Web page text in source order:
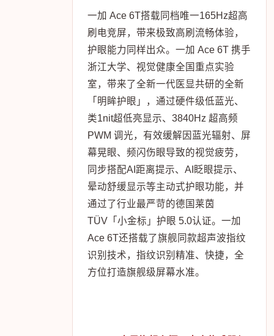
一加 Ace 6T搭载同档唯一165Hz超高
刷电竞屏，带来极致高刷流畅体验，
护眼能力同样出众。一加 Ace 6T 携手
浙江大学、视觉健康全国重点实验
室，带来了全新一代医显共研的全新
「明眸护眼」，通过硬件级低蓝光、
类1nit超低亮显示、3840Hz 超高频
PWM 调光，有效缓解因蓝光辐射、屏
幕晃眼、频闪伤眼导致的视觉疲劳，
同步搭配AI距离提示、AI眨眼提示、
晕动舒缓显示等主动式护眼功能，并
通过了行业最严苛的德国莱茵
TÜV「小金标」护眼 5.0认证。一加
Ace 6T还搭载了旗舰同款超声波指纹
识别技术，指纹识别精准、快捷，全
方位打造旗舰级屏幕水准。